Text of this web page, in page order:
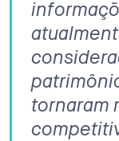
tornaram